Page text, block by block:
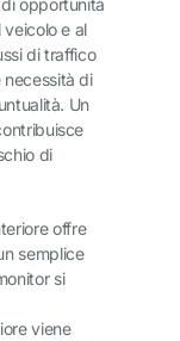
e al
di traffico
necessità di
Un
di
offre
semplice
si
viene